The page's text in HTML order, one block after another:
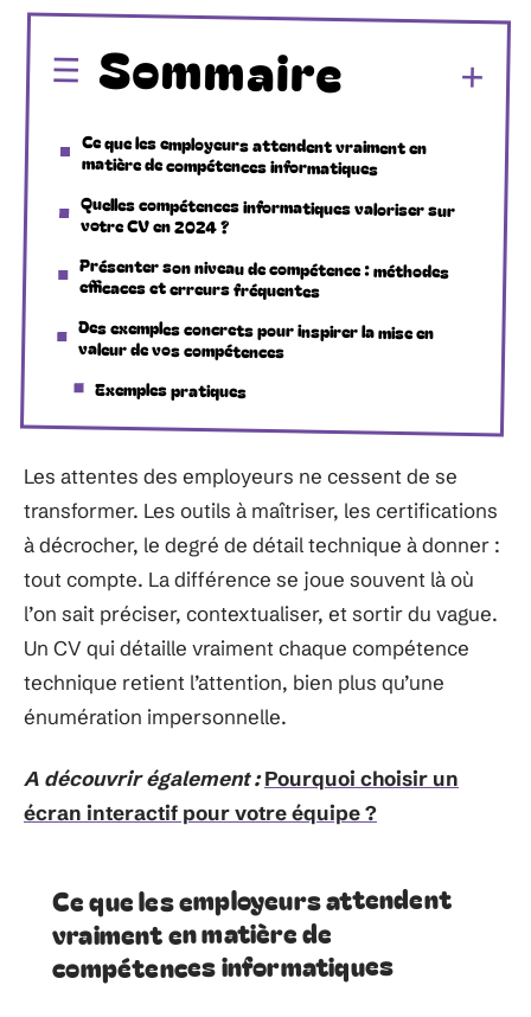
Sommaire
Ce que les employeurs attendent vraiment en
matière de compétences informatiques
Quelles compétences informatiques valoriser sur
votre CV en 2024 ?
Présenter son niveau de compétence : méthodes
efficaces et erreurs fréquentes
Des exemples concrets pour inspirer la mise en
valeur de vos compétences
Exemples pratiques
Les attentes des employeurs ne cessent de se
transformer. Les outils à maîtriser, les certifications
à décrocher, le degré de détail technique à donner :
tout compte. La différence se joue souvent là où
l’on sait préciser, contextualiser, et sortir du vague.
Un CV qui détaille vraiment chaque compétence
technique retient l’attention, bien plus qu’une
énumération impersonnelle.
A découvrir également : Pourquoi choisir un
écran interactif pour votre équipe ?
Ce que les employeurs attendent
vraiment en matière de
compétences informatiques